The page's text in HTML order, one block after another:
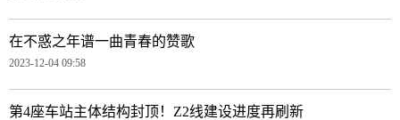
在不惑之年谱一曲青春的赞歌
2023-12-04 09:58
第4座车站主体结构封顶！Z2线建设进度再刷新